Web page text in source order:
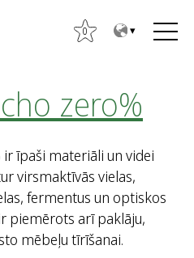
0
zero%
ir īpaši materiāli un videi
virsmaktīvās vielas,
fermentus un optiskos
piemērots arī paklāju,
mēbeļu tīrīšanai.